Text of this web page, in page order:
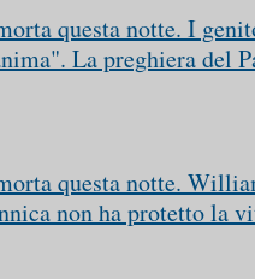
questa notte. I
La preghiera del
questa notte.
non ha protetto la